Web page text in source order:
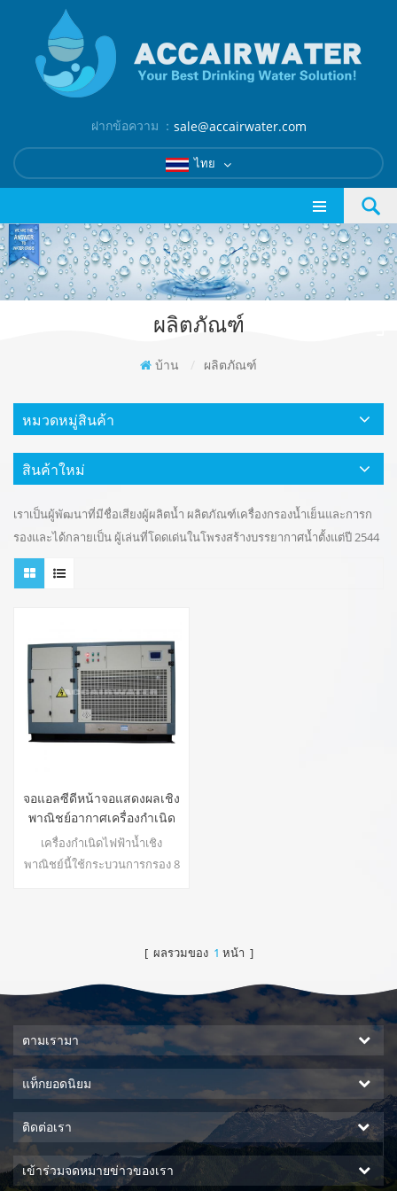
ฝากข้อความ ： sale@accairwater.com
ไทย
ผลิตภัณฑ์
บ้าน / ผลิตภัณฑ์
หมวดหมู่สินค้า
สินค้าใหม่
เราเป็นผู้พัฒนาที่มีชื่อเสียงผู้ผลิตน้ำ ผลิตภัณฑ์เครื่องกรองน้ำเย็นและการก
รองและได้กลายเป็น ผู้เล่นที่โดดเด่นในโพรงสร้างบรรยากาศน้ำตั้งแต่ปี 2544
จอแอลซีดีหน้าจอแสดงผลเชิง
พาณิชย์อากาศเครื่องกำเนิด
น้ำ ea-500
เครื่องกำเนิดไฟฟ้าน้ำเชิง
พาณิชย์นี้ใช้กระบวนการกรอง 8
[ ผลรวมของ 1 หน้า ]
ตามเรามา
แท็กยอดนิยม
ติดต่อเรา
เข้าร่วมจดหมายข่าวของเรา